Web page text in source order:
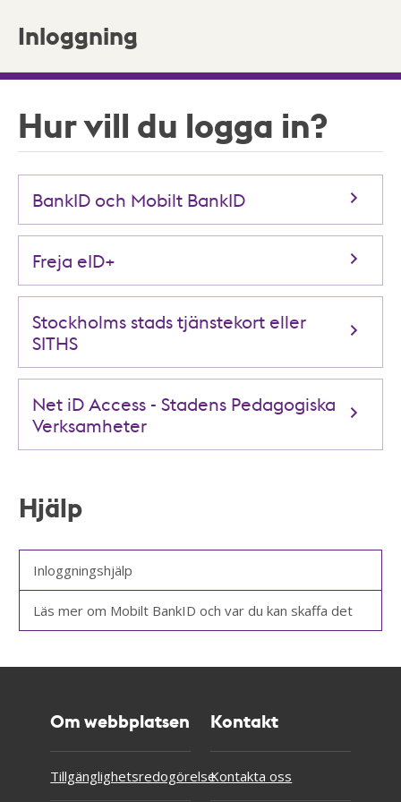
Inloggning
Hur vill du logga in?
BankID och Mobilt BankID
Freja eID+
Stockholms stads tjänstekort eller
SITHS
Net iD Access - Stadens Pedagogiska
Verksamheter
Hjälp
Inloggningshjälp
Läs mer om Mobilt BankID och var du kan skaffa det
Om webbplatsen
Tillgänglighetsredogörelse
Kontakt
Kontakta oss